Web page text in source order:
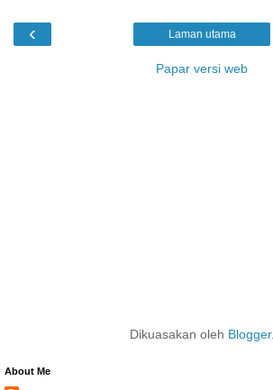
‹ Laman utama
Papar versi web
Dikuasakan oleh Blogger.
About Me